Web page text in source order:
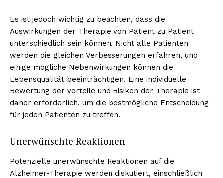
Es ist jedoch wichtig zu beachten, dass die
Auswirkungen der Therapie von Patient zu Patient
unterschiedlich sein können. Nicht alle Patienten
werden die gleichen Verbesserungen erfahren, und
einige mögliche Nebenwirkungen können die
Lebensqualität beeinträchtigen. Eine individuelle
Bewertung der Vorteile und Risiken der Therapie ist
daher erforderlich, um die bestmögliche Entscheidung
für jeden Patienten zu treffen.
Unerwünschte Reaktionen
Potenzielle unerwünschte Reaktionen auf die
Alzheimer-Therapie werden diskutiert, einschließlich